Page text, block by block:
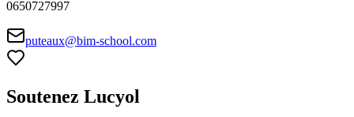
0650727997
puteaux@bim-school.com
Soutenez Lucyol